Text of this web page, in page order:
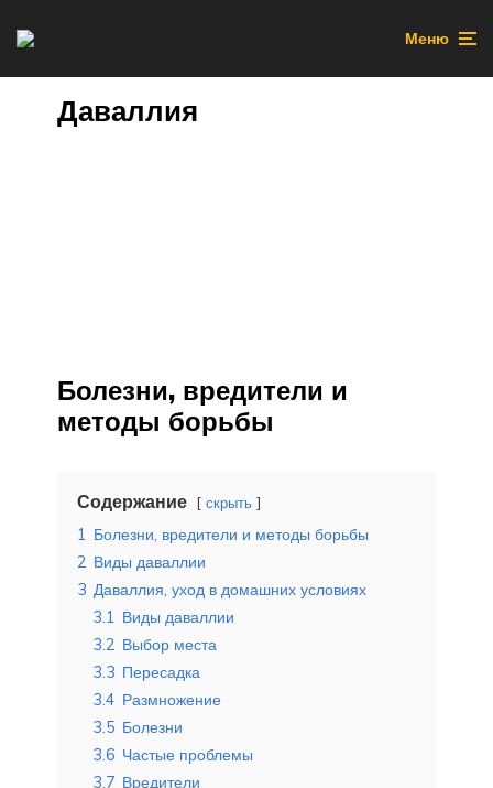
Меню
Даваллия
Болезни, вредители и
методы борьбы
Содержание скрыть
1 Болезни, вредители и методы борьбы
2 Виды даваллии
3 Даваллия, уход в домашних условиях
3.1 Виды даваллии
3.2 Выбор места
3.3 Пересадка
3.4 Размножение
3.5 Болезни
3.6 Частые проблемы
3.7 Вредители